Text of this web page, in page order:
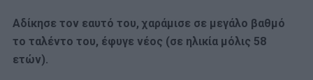
Αδίκησε τον εαυτό του, χαράμισε σε μεγάλο βαθμό
το ταλέντο του, έφυγε νέος (σε ηλικία μόλις 58
ετών).